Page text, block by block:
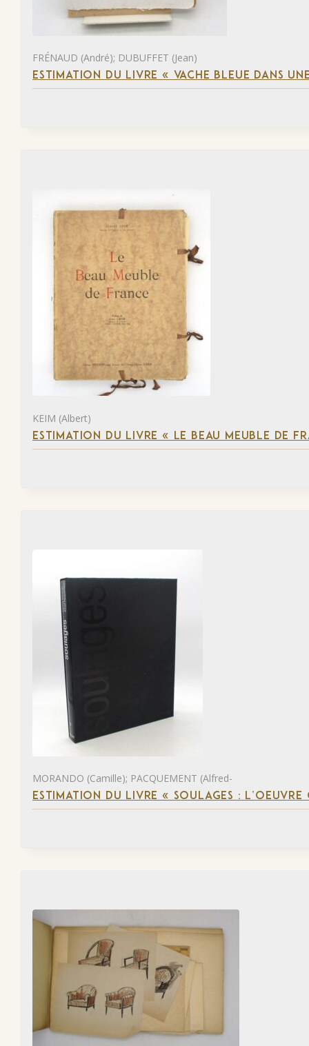
FRÉNAUD (André); DUBUFFET (Jean)
ESTIMATION DU LIVRE « VACHE BLEUE DANS
KEIM (Albert)
ESTIMATION DU LIVRE « LE BEAU MEUBLE DE
MORANDO (Camille); PACQUEMENT (Alfred-
ESTIMATION DU LIVRE « SOULAGES :